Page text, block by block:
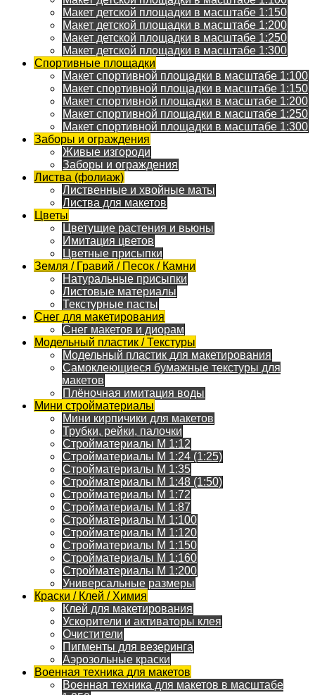
Макет детской площадки в масштабе 1:150
Макет детской площадки в масштабе 1:200
Макет детской площадки в масштабе 1:250
Макет детской площадки в масштабе 1:300
Спортивные площадки
Макет спортивной площадки в масштабе 1:100
Макет спортивной площадки в масштабе 1:150
Макет спортивной площадки в масштабе 1:200
Макет спортивной площадки в масштабе 1:250
Макет спортивной площадки в масштабе 1:300
Заборы и ограждения
Живые изгороди
Заборы и ограждения
Листва (фолиаж)
Лиственные и хвойные маты
Листва для макетов
Цветы
Цветущие растения и вьюны
Имитация цветов
Цветные присыпки
Земля / Гравий / Песок / Камни
Натуральные присыпки
Листовые материалы
Текстурные пасты
Снег для макетирования
Снег макетов и диорам
Модельный пластик / Текстуры
Модельный пластик для макетирования
Самоклеющиеся бумажные текстуры для
макетов
Плёночная имитация воды
Мини стройматериалы
Мини кирпичики для макетов
Трубки, рейки, палочки
Стройматериалы M 1:12
Стройматериалы M 1:24 (1:25)
Стройматериалы M 1:35
Стройматериалы M 1:48 (1:50)
Стройматериалы M 1:72
Стройматериалы M 1:87
Стройматериалы M 1:100
Стройматериалы M 1:120
Стройматериалы M 1:150
Стройматериалы M 1:160
Стройматериалы M 1:200
Универсальные размеры
Краски / Клей / Химия
Клей для макетирования
Ускорители и активаторы клея
Очистители
Пигменты для везеринга
Аэрозольные краски
Военная техника для макетов
Военная техника для макетов в масштабе